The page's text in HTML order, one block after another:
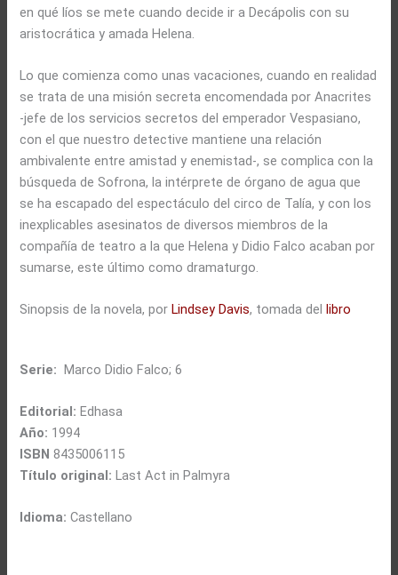
en qué líos se mete cuando decide ir a Decápolis con su
aristocrática y amada Helena.
Lo que comienza como unas vacaciones, cuando en realidad
se trata de una misión secreta encomendada por Anacrites
-jefe de los servicios secretos del emperador Vespasiano,
con el que nuestro detective mantiene una relación
ambivalente entre amistad y enemistad-, se complica con la
búsqueda de Sofrona, la intérprete de órgano de agua que
se ha escapado del espectáculo del circo de Talía, y con los
inexplicables asesinatos de diversos miembros de la
compañía de teatro a la que Helena y Didio Falco acaban por
sumarse, este último como dramaturgo.
Sinopsis de la novela, por Lindsey Davis, tomada del libro
Serie: Marco Didio Falco; 6
Editorial: Edhasa
Año: 1994
ISBN 8435006115
Título original: Last Act in Palmyra
Idioma: Castellano